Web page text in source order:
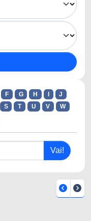
F G H
J
S T U V
W